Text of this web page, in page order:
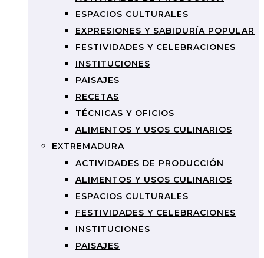
ESPACIOS CULTURALES
EXPRESIONES Y SABIDURÍA POPULAR
FESTIVIDADES Y CELEBRACIONES
INSTITUCIONES
PAISAJES
RECETAS
TÉCNICAS Y OFICIOS
ALIMENTOS Y USOS CULINARIOS
EXTREMADURA
ACTIVIDADES DE PRODUCCIÓN
ALIMENTOS Y USOS CULINARIOS
ESPACIOS CULTURALES
FESTIVIDADES Y CELEBRACIONES
INSTITUCIONES
PAISAJES